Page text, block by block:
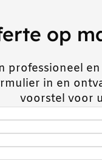
op
professioneel
in en
voorstel voor